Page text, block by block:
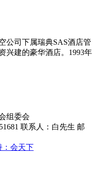
公司下属瑞典SAS酒店管
兴建的豪华酒店。1993年
组委会
联系人：白先生 邮
：会天下